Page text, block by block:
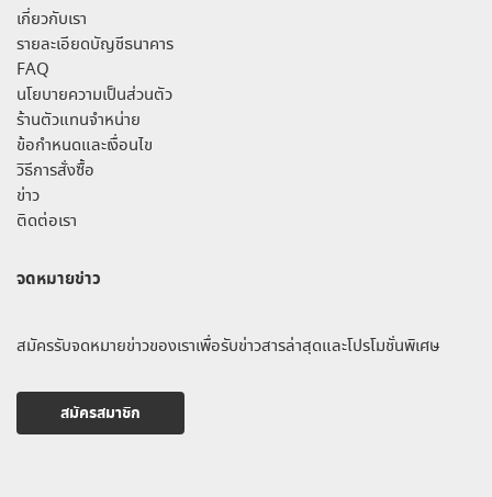
เกี่ยวกับเรา
รายละเอียดบัญชีธนาคาร
FAQ
นโยบายความเป็นส่วนตัว
ร้านตัวแทนจำหน่าย
ข้อกำหนดและเงื่อนไข
วิธีการสั่งซื้อ
ข่าว
ติดต่อเรา
จดหมายข่าว
สมัครรับจดหมายข่าวของเราเพื่อรับข่าวสารล่าสุดและโปรโมชั่นพิเศษ
สมัครสมาชิก